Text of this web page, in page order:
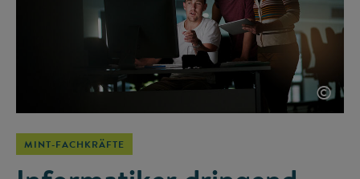
©
MINT-FACHKRÄFTE